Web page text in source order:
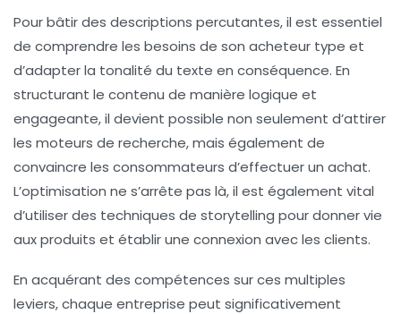
Pour bâtir des descriptions percutantes, il est essentiel
de comprendre les besoins de son acheteur type et
d’adapter la tonalité du texte en conséquence. En
structurant le contenu de manière logique et
engageante, il devient possible non seulement d’attirer
les moteurs de recherche, mais également de
convaincre les consommateurs d’effectuer un achat.
L’optimisation ne s’arrête pas là, il est également vital
d’utiliser des techniques de storytelling pour donner vie
aux produits et établir une connexion avec les clients.
En acquérant des compétences sur ces multiples
leviers, chaque entreprise peut significativement